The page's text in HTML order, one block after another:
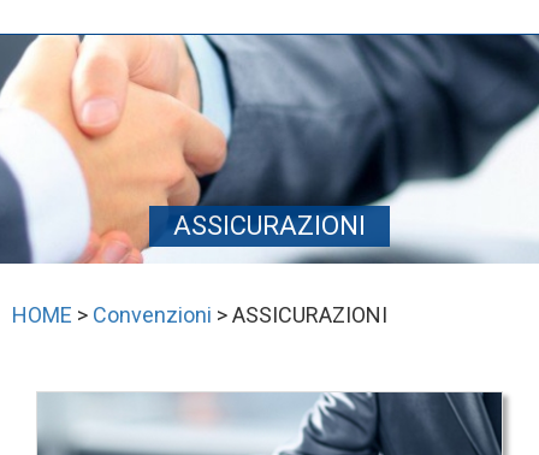
ASSICURAZIONI
HOME > Convenzioni > ASSICURAZIONI